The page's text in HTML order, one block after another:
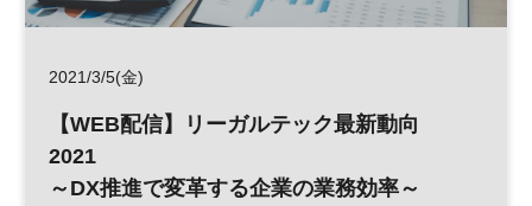
2021/3/5(金)
【WEB配信】リーガルテック最新動向
2021
～DX推進で変革する企業の業務効率～